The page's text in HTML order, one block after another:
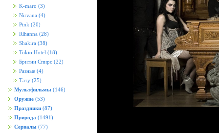
K-maro (3)
Nirvana (4)
Pink (20)
Rihanna (28)
Shakira (38)
Tokio Hotel (18)
Бритни Спирс (22)
Разные (4)
Тату (25)
Мультфильмы (146)
Оружие (53)
Праздники (87)
Природа (1491)
Сериалы (77)